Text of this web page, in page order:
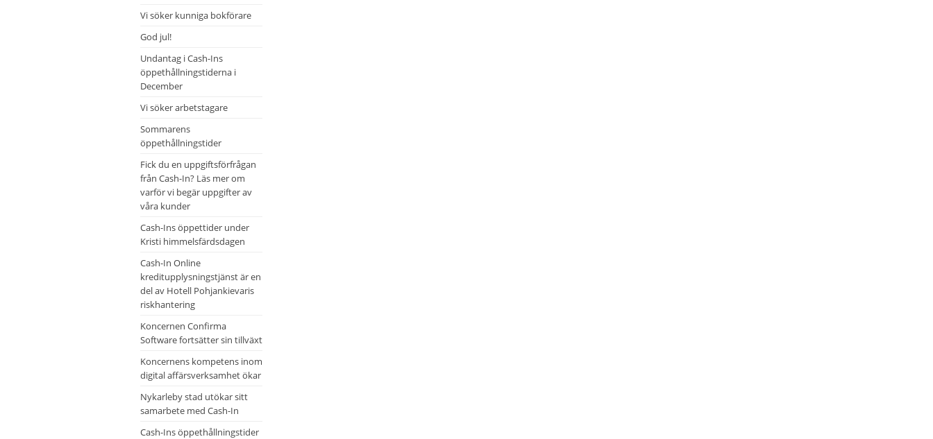
Vi söker kunniga bokförare
God jul!
Undantag i Cash-Ins
öppethållningstiderna i
December
Vi söker arbetstagare
Sommarens
öppethållningstider
Fick du en uppgiftsförfrågan
från Cash-In? Läs mer om
varför vi begär uppgifter av
våra kunder
Cash-Ins öppettider under
Kristi himmelsfärdsdagen
Cash-In Online
kreditupplysningstjänst är en
del av Hotell Pohjankievaris
riskhantering
Koncernen Confirma
Software fortsätter sin tillväxt
Koncernens kompetens inom
digital affärsverksamhet ökar
Nykarleby stad utökar sitt
samarbete med Cash-In
Cash-Ins öppethållningstider